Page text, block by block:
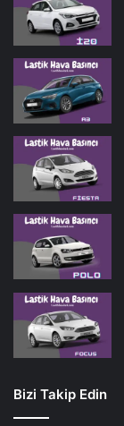
Bizi Takip Edin